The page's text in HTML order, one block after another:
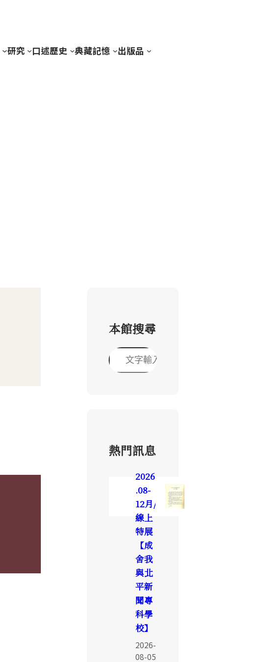
研究 口述歷史 典藏記憶 出版品
本館搜尋
搜
尋
熱門訊息
2026
.08-
12月/
線上
特展
【成
舍我
與北
平新
聞專
科學
校】
2026-
08-05